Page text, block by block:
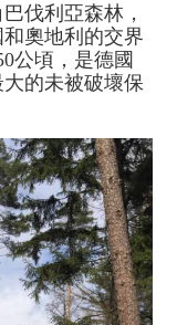
伐利亞森林，
奧地利的交界
公頃，是德國
的未被破壞保